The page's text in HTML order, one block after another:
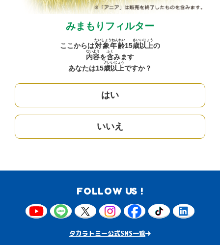
みまもりフィルター
ここからは対象年齢
たいしょうねんれい
15歳
さい
以上
いじょう
の
内容
ないよう
を含
ふく
みます
あなたは15歳
さい
以上
いじょう
ですか？
はい
いいえ
FOLLOW US !
タカラトミー公式SNS一覧